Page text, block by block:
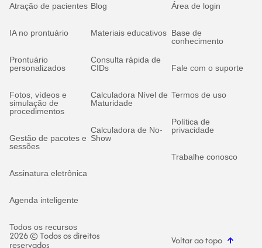
Atração de pacientes
IA no prontuário
Prontuário
personalizados
Fotos, vídeos e
simulação de
procedimentos
Gestão de pacotes e
sessões
Assinatura eletrônica
Agenda inteligente
Todos os recursos
Blog
Materiais educativos
Consulta rápida de
CIDs
Calculadora Nível de
Maturidade
Calculadora de No-
Show
Área de login
Base de
conhecimento
Fale com o suporte
Termos de uso
Política de
privacidade
Trabalhe conosco
2026 © Todos os direitos
reservados Voltar ao topo